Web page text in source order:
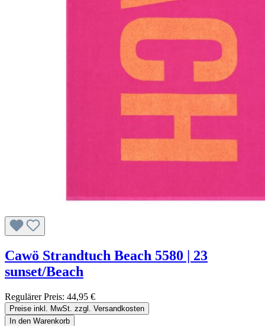
Cawö Strandtuch Beach 5580 | 23
sunset/Beach
Regulärer Preis: 44,95 €
Preise inkl. MwSt. zzgl. Versandkosten
In den Warenkorb